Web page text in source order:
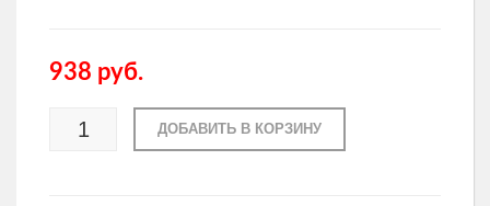
938 руб.
ДОБАВИТЬ В КОРЗИНУ